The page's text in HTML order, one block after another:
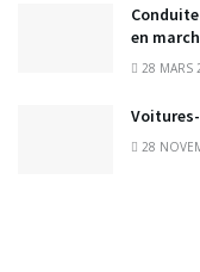
en
28 MARS
28